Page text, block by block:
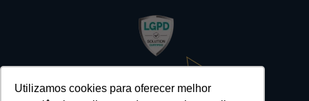
Utilizamos cookies para oferecer melhor